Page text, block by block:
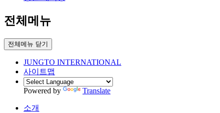
전체메뉴
전체메뉴 닫기
JUNGTO INTERNATIONAL
사이트맵
Powered by Translate
소개